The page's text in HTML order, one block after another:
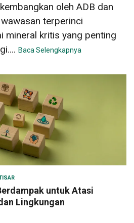
oleh ADB dan
terperinci
mineral kritis yang penting
Baca Selengkapnya
untuk Atasi
Lingkungan